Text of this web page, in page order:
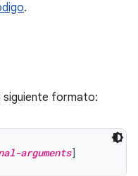
.
siguiente formato:
arguments]